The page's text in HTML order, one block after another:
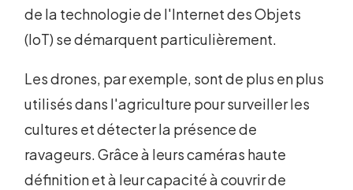
de la technologie de l'Internet des Objets
(IoT) se démarquent particulièrement.
Les drones, par exemple, sont de plus en plus
utilisés dans l'agriculture pour surveiller les
cultures et détecter la présence de
ravageurs. Grâce à leurs caméras haute
définition et à leur capacité à couvrir de